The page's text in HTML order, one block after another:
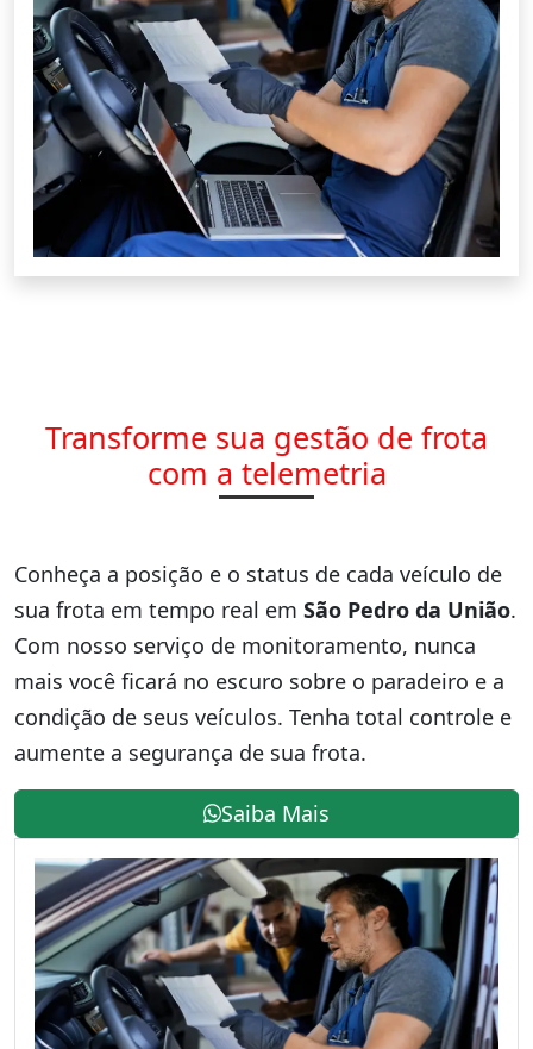
Transforme sua gestão de frota
com a telemetria
Conheça a posição e o status de cada veículo de
sua frota em tempo real em São Pedro da União.
Com nosso serviço de monitoramento, nunca
mais você ficará no escuro sobre o paradeiro e a
condição de seus veículos. Tenha total controle e
aumente a segurança de sua frota.
Saiba Mais